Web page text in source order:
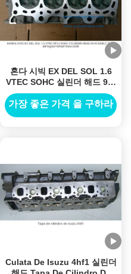
혼다 시빅 EX DEL SOL 1.6
VTEC SOHC 실린더 해드 96-
99 이른 유형
가장 좋은 가격 을 구하라
Culata De Isuzu 4hf1 실린더